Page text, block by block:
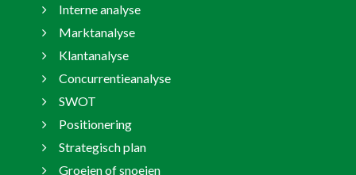
Interne analyse
Marktanalyse
Klantanalyse
Concurrentieanalyse
SWOT
Positionering
Strategisch plan
Groeien of snoeien